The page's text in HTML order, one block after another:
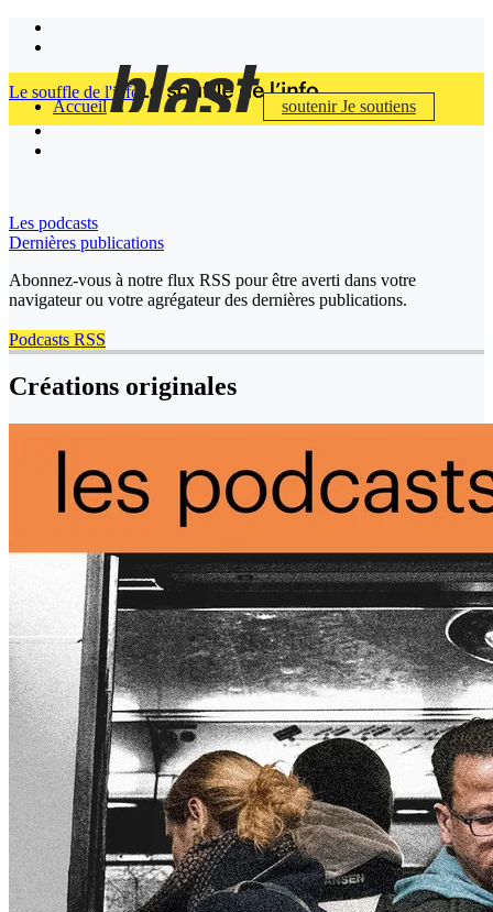
Accueil soutenirJe soutiens
Le souffle de l'info
Les podcasts
Dernières publications
Abonnez-vous à notre flux RSS pour être averti dans votre
navigateur ou votre agrégateur des dernières publications.
Podcasts RSS
Créations originales